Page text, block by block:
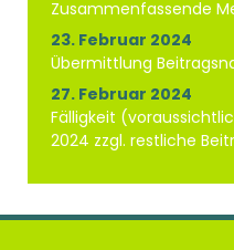
Zusammenfassende
23. Februar 2024
Übermittlung
27. Februar 2024
Fälligkeit
2024 zzgl. restliche